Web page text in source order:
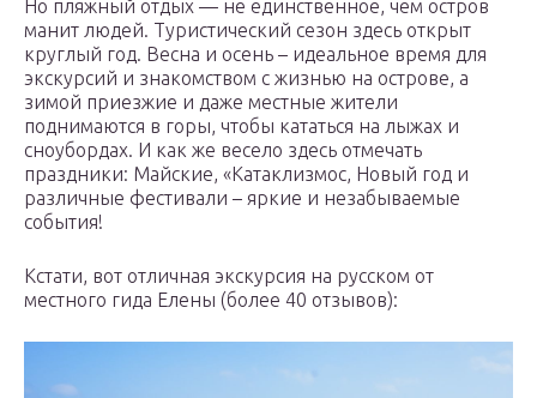
Но пляжный отдых — не единственное, чем остров
манит людей. Туристический сезон здесь открыт
круглый год. Весна и осень – идеальное время для
экскурсий и знакомством с жизнью на острове, а
зимой приезжие и даже местные жители
поднимаются в горы, чтобы кататься на лыжах и
сноубордах. И как же весело здесь отмечать
праздники: Майские, «Катаклизмос, Новый год и
различные фестивали – яркие и незабываемые
события!
Кстати, вот отличная экскурсия на русском от
местного гида Елены (более 40 отзывов):